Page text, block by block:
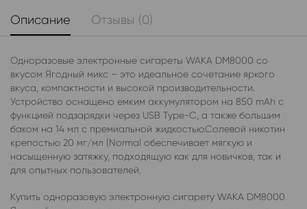
Описание Отзывы (0)
Одноразовые электронные сигареты WAKA DM8000 со
вкусом Ягодный микс – это идеальное сочетание яркого
вкуса, компактности и высокой производительности.
Устройство оснащено емким аккумулятором на 850 mAh с
функцией подзарядки через USB Type-C, а также большим
баком на 14 мл с премиальной жидкостью.Солевой никотин
крепостью 20 мг/мл (Normal обеспечивает мягкую и
насыщенную затяжку, подходящую как для новичков, так и
для опытных пользователей.
Купить одноразовую электронную сигарету WAKA DM8000